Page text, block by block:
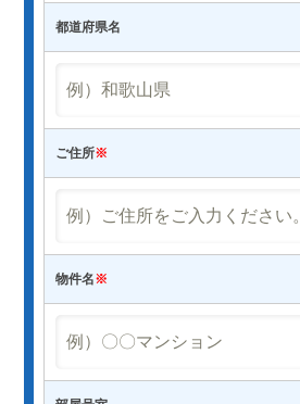
都道府県名
ご住所※
物件名※